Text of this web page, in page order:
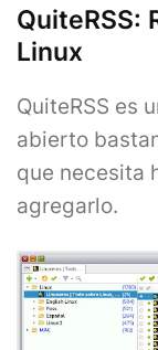
QuiteRSS:
Linux
QuiteRSS es
abierto
que necesita
agregarlo.